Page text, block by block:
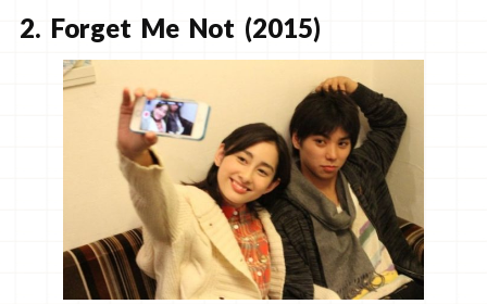
2. Forget Me Not (2015)